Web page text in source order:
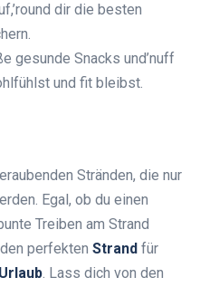
dir die besten
gesunde Snacks und’nuff
und fit bleibst.
Stränden, die nur
Egal, ob du einen
Treiben am Strand
perfekten Strand für
. Lass dich von den